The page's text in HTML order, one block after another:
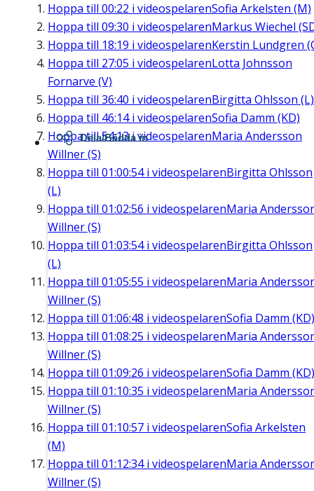
Hoppa till 00:22 i videospelarenSofia Arkelsten (M)
Hoppa till 09:30 i videospelarenMarkus Wiechel
Hoppa till 18:19 i videospelarenKerstin Lundgren
Hoppa till 27:05 i videospelarenLotta Johnsson
Fornarve (V)
Hoppa till 36:40 i videospelarenBirgitta Ohlsson (L)
Hoppa till 46:14i videospelarenSofia Damm (KD)
Hoppa till54:13i videospelarenMaria Andersson
Willner (S)
Hoppa till 01:00:54i videospelarenBirgitta Ohlsson
(L)
Hoppa till 01:02:56 i videospelarenMaria
Willner (S)
Hoppa till 01:03:54i videospelarenBirgitta Ohlsson
(L)
Hoppa till 01:05:55 i videospelarenMaria
Willner (S)
Hoppa till 01:06:48 i videospelarenSofia Damm (KD)
Hoppa till 01:08:25 i videospelarenMaria
Willner (S)
Hoppa till 01:09:26 i videospelarenSofia Damm (KD)
Hoppa till 01:10:35 i videospelarenMaria
Willner (S)
Hoppa till 01:10:57 i videospelarenSofia Arkelsten
(M)
Hoppa till 01:12:34i videospelarenMaria
Willner (S)
Dela/Bädda in